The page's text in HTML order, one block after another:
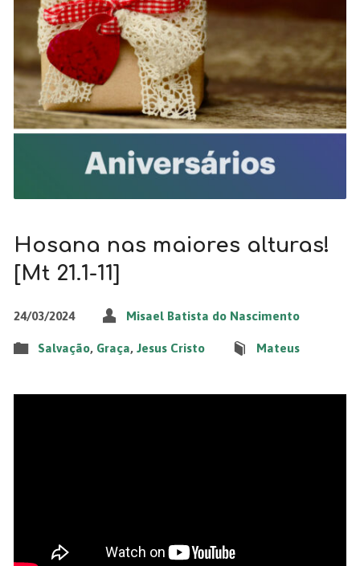
Hosana nas maiores alturas!
[Mt 21.1-11]
24/03/2024 Misael Batista do Nascimento
Salvação, Graça, Jesus Cristo Mateus